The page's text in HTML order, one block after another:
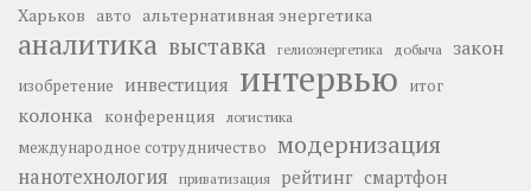
Харьков авто альтернативная энергетика
аналитика выставка гелиоэнергетика добыча закон
изобретение инвестиция интервью итог
колонка конференция логистика
международное сотрудничество модернизация
нанотехнология приватизация рейтинг смартфон